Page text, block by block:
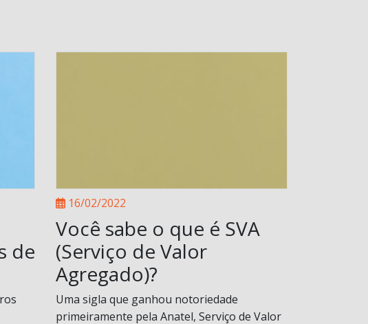
de
16/02/2022
Você sabe o que é SVA
(Serviço de Valor
Agregado)?
Uma sigla que ganhou notoriedade
primeiramente pela Anatel, Serviço de Valor